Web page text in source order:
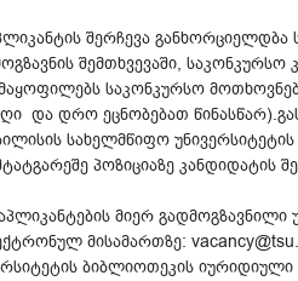
შერჩევა განხორციელდბა
შემთხვევაში,
საკონკურსო
და დრო ეცნობებათ
სახელმწიფო
პოზიციაზე კანდიდატის
მიერ
მისამართზე:
ბიბლიოთეკის